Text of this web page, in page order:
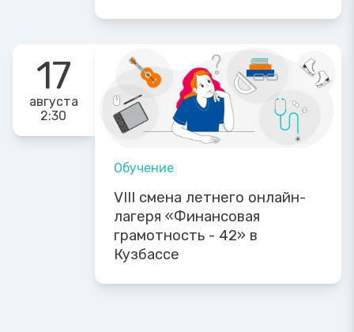
17
августа
2:30
Обучение
VIII смена летнего онлайн-
лагеря «Финансовая
грамотность - 42» в
Кузбассе